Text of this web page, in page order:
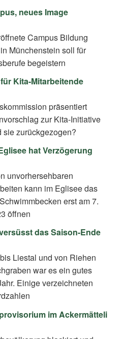
neues Image
Campus Bildung
Münchenstein soll für
begeistern
Kita-Mitarbeitende
präsentiert
zur Kita-Initiative
sie zurückgezogen?
hat Verzögerung
unvorhersehbaren
kann im Eglisee das
erst am 7.
öffnen
das Saison-Ende
Liestal und von Riehen
war es ein gutes
Einige verzeichneten
im Ackermätteli